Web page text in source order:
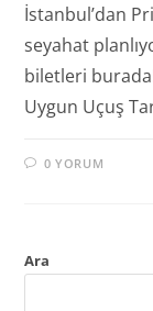
İstanbul’dan
seyahat
biletleri
Uygun Uçuş
0 YORUM
Ara